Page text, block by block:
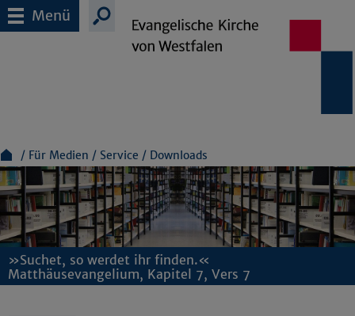
Menü
Für Medien Service Downloads
»Suchet, so werdet ihr finden.«
Matthäusevangelium, Kapitel 7, Vers 7